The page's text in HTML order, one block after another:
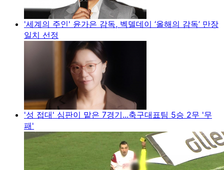
'세계의 주인' 윤가은 감독, 벡델데이 ‘올해의 감독’ 만장
일치 선정
'성 접대' 심판이 맡은 7경기...축구대표팀 5승 2무 '무
패'